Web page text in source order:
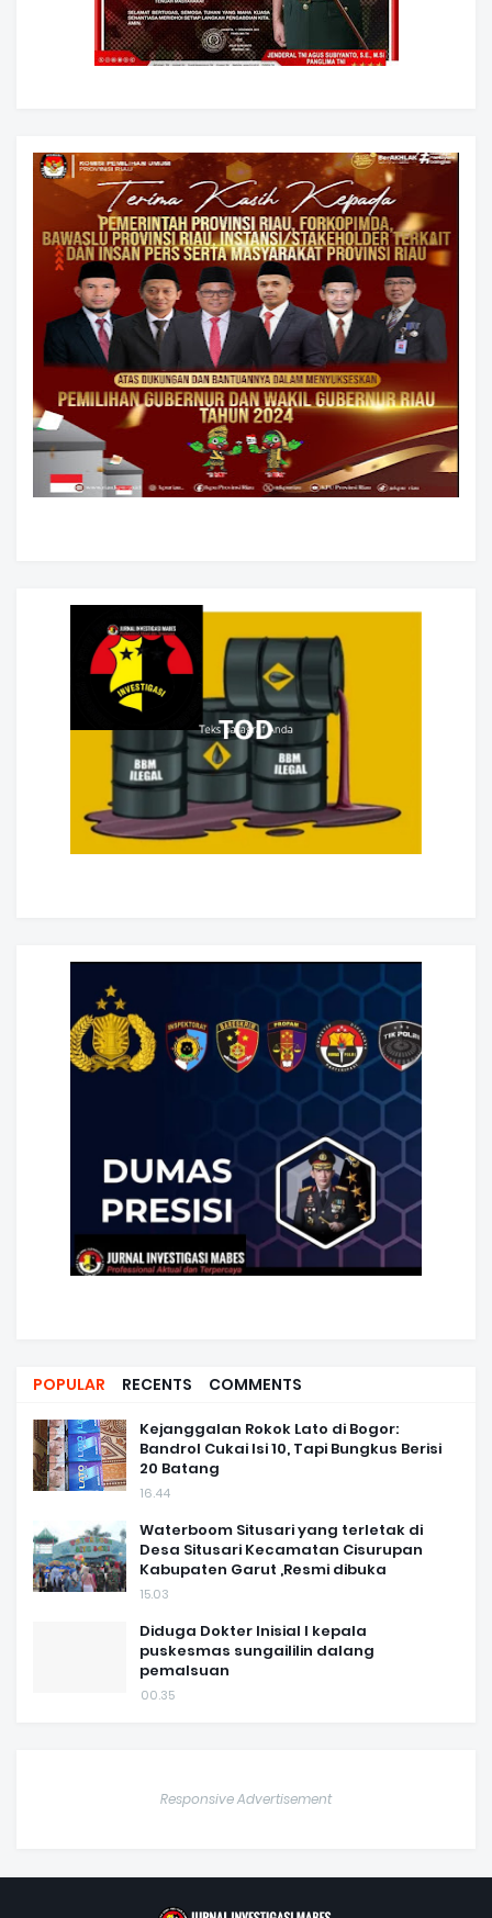
POPULAR RECENTS COMMENTS
Kejanggalan Rokok Lato di Bogor:
Bandrol Cukai Isi 10, Tapi Bungkus Berisi
20 Batang
16.44
Waterboom Situsari yang terletak di
Desa Situsari Kecamatan Cisurupan
Kabupaten Garut ,Resmi dibuka
15.03
Diduga Dokter Inisial I kepala
puskesmas sungaililin dalang
pemalsuan
00.35
Responsive Advertisement